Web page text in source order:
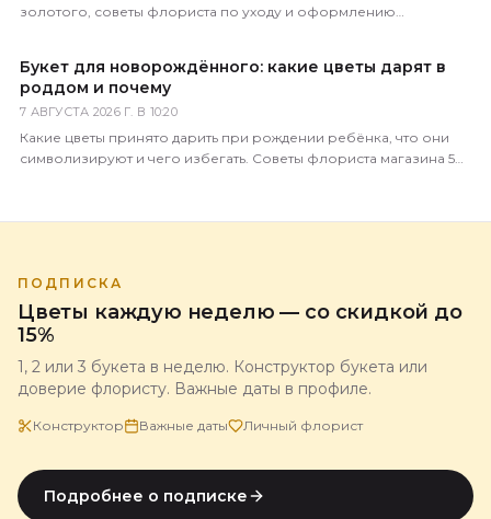
золотого, советы флориста по уходу и оформлению
Букет для новорождённого: какие цветы дарят в
роддом и почему
7 АВГУСТА 2026 Г. В 10:20
Какие цветы принято дарить при рождении ребёнка, что они
символизируют и чего избегать. Советы флориста магазина 5
ПОДПИСКА
Цветы каждую неделю — со скидкой до
15%
1, 2 или 3 букета в неделю. Конструктор букета или
доверие флористу. Важные даты в профиле.
Конструктор Важные даты Личный флорист
Подробнее о подписке